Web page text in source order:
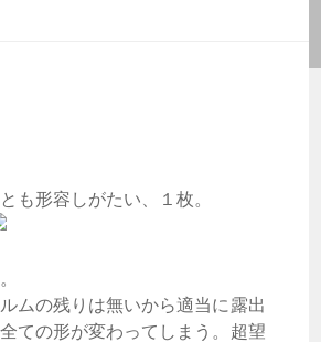
も形容しがたい、１枚。
ムの残りは無いから適当に露出
ての形が変わってしまう。超望